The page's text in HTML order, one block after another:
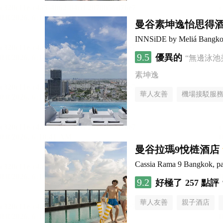
曼谷素坤逸怡思得
INNSiDE by Meliá
9.5 優異的 “無邊泳
素坤逸
華人友善 機場接駁服務
曼谷拉瑪9悅梿酒店
Cassia Rama 9 Bangkok,
9.2 好極了 257 點評
華人友善 親子酒店